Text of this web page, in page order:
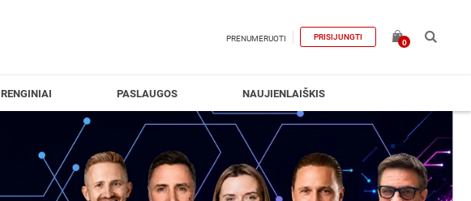
PRENUMERUOTI PRISIJUNGTI
0
RENGINIAI PASLAUGOS NAUJIENLAIŠKIS